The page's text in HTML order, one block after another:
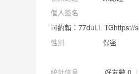
個人簽名
可約賴：77duLL TGhttps://
性別
保密
統計信息
好友數 0 |